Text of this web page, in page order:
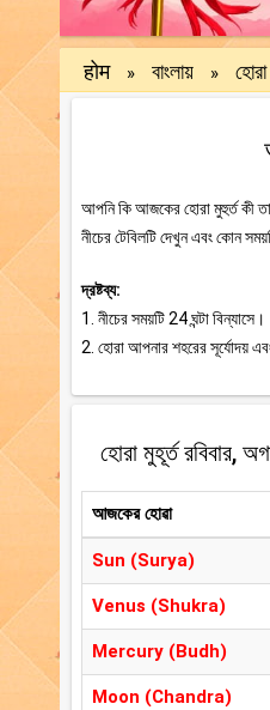
होम » বাংলায় »
আপনি কি আজকের হোরা মুহুর্ত কী
নীচের টেবিলটি দেখুন এবং কোন
দ্রষ্টব্য:
1. নীচের সময়টি 24 ঘন্টা বিন্যাসে।
2. হোরা আপনার শহরের সূর্যোদয়
হোরা মুহূর্ত
আজকের হোৱা
Sun (Surya)
Venus (Shukra)
Mercury (Budh)
Moon (Chandra)